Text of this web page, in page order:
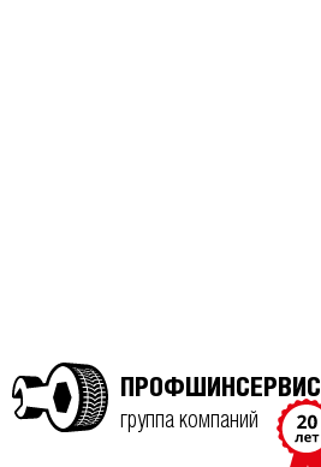
ПРОФШИНСЕРВИС
группа компаний